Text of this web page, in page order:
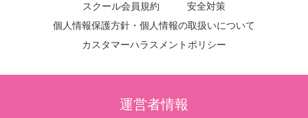
スクール会員規約
安全対策
個人情報保護方針・個人情報の取扱いについて
カスタマーハラスメントポリシー
運営者情報